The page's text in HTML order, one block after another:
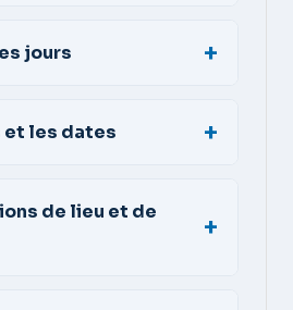
jours
et les dates
de lieu et de